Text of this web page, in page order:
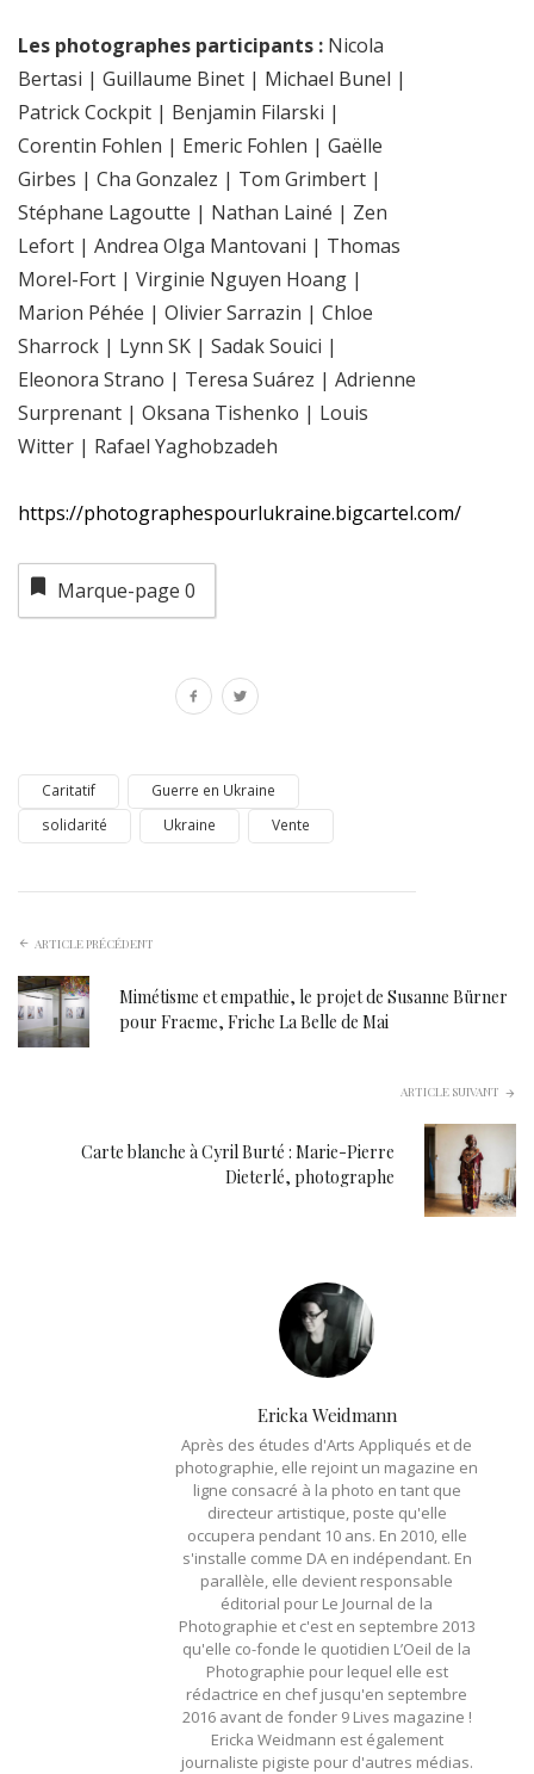
Les photographes participants : Nicola
Bertasi | Guillaume Binet | Michael Bunel |
Patrick Cockpit | Benjamin Filarski |
Corentin Fohlen | Emeric Fohlen | Gaëlle
Girbes | Cha Gonzalez | Tom Grimbert |
Stéphane Lagoutte | Nathan Lainé | Zen
Lefort | Andrea Olga Mantovani | Thomas
Morel-Fort | Virginie Nguyen Hoang |
Marion Péhée | Olivier Sarrazin | Chloe
Sharrock | Lynn SK | Sadak Souici |
Eleonora Strano | Teresa Suárez | Adrienne
Surprenant | Oksana Tishenko | Louis
Witter | Rafael Yaghobzadeh
https://photographespourlukraine.bigcartel.com/
Marque-page 0
Caritatif
Guerre en Ukraine
solidarité
Ukraine Vente
ARTICLE PRÉCÉDENT
Mimétisme et empathie, le projet de Susanne Bürner
pour Fraeme, Friche La Belle de Mai
ARTICLE SUIVANT
Carte blanche à Cyril Burté : Marie-Pierre
Dieterlé, photographe
Ericka Weidmann
Après des études d'Arts Appliqués et de
photographie, elle rejoint un magazine en
ligne consacré à la photo en tant que
directeur artistique, poste qu'elle
occupera pendant 10 ans. En 2010, elle
s'installe comme DA en indépendant. En
parallèle, elle devient responsable
éditorial pour Le Journal de la
Photographie et c'est en septembre 2013
qu'elle co-fonde le quotidien L’Oeil de la
Photographie pour lequel elle est
rédactrice en chef jusqu'en septembre
2016 avant de fonder 9 Lives magazine !
Ericka Weidmann est également
journaliste pigiste pour d'autres médias.